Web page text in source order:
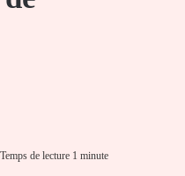
Temps de lecture 1 minute